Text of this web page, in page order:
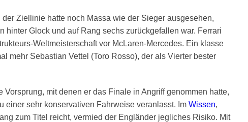
der Ziellinie hatte noch Massa wie der Sieger ausgesehen,
hinter Glock und auf Rang sechs zurückgefallen war. Ferrari
Weltmeisterschaft vor McLaren-Mercedes. Ein klasse
mehr Sebastian Vettel (Toro Rosso), der als Vierter bester
Vorsprung, mit denen er das Finale in Angriff genommen hatte,
einer sehr konservativen Fahrweise veranlasst. Im Wissen,
zum Titel reicht, vermied der Engländer jegliches Risiko. Mit